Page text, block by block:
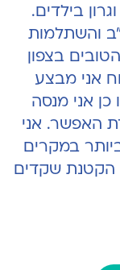
בילדים.
והשתלמות
בצפון
אני מבצע
כן אני מנסה
האפשר. אני
במקרים
הקטנת שקדים